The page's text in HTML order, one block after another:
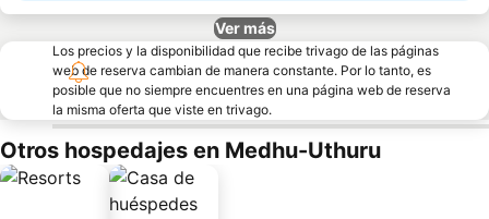
Ver más
Los precios y la disponibilidad que recibe trivago de las páginas
web de reserva cambian de manera constante. Por lo tanto, es
posible que no siempre encuentres en una página web de reserva
la misma oferta que viste en trivago.
Otros hospedajes en Medhu-Uthuru